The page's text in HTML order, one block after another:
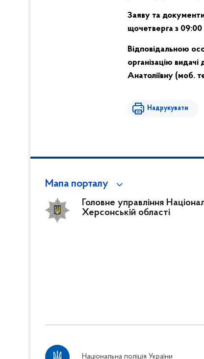
Заяву та
щочетверга з
Відповідальною
організацію
Анатоліївну (моб.
Надрукувати
Мапа порталу
Головне управління
Херсонській області
Національна поліція України